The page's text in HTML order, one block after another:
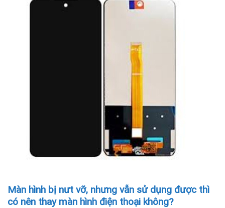
Màn hình bị nưt vỡ, nhưng vẫn sử dụng được thì
có nên thay màn hình điện thoại không?